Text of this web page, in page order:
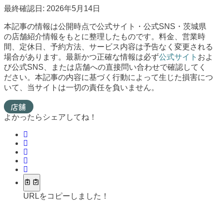
最終確認日: 2026年5月14日
本記事の情報は公開時点で公式サイト・公式SNS・茨城県
の店舗紹介情報をもとに整理したものです。料金、営業時
間、定休日、予約方法、サービス内容は予告なく変更される
場合があります。最新かつ正確な情報は必ず公式サイト およ
び公式SNS、または店舗への直接問い合わせで確認してく
ださい。本記事の内容に基づく行動によって生じた損害につ
いて、当サイトは一切の責任を負いません。
店舗
よかったらシェアしてね！
URLをコピーしました！